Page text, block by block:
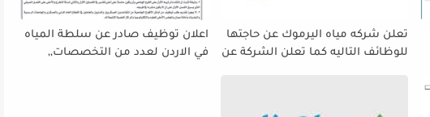
تعلن شركه مياه اليرموك عن حاجتها
للوظائف التاليه كما تعلن الشركة عن
اعلان توظيف صادر عن سلطة المياه
في الاردن لعدد من التخصصات,,